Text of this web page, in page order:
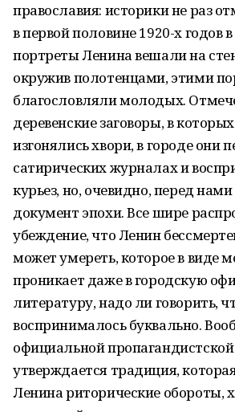
православия: историки не раз
в первой половине 1920-х годов
портреты Ленина вешали на
окружив полотенцами, этими
благословляли молодых.
деревенские заговоры, в
изгонялись хвори, в городе они
сатирических журналах и
курьез, но, очевидно, перед
документ эпохи. Все шире
убеждение, что Ленин
может умереть, которое в виде
проникает даже в городскую
литературу, надо ли говорить,
воспринималось буквально.
официальной
утверждается традиция,
Ленина риторические обороты,